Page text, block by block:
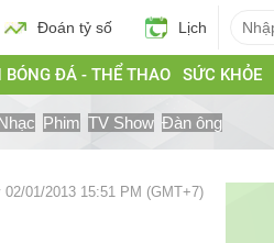
Đoán tỷ số Lịch
ĐÁ - THỂ THAO SỨC KHỎE
Phim TV Show Đàn ông
01/2013 15:51 PM (GMT+7)